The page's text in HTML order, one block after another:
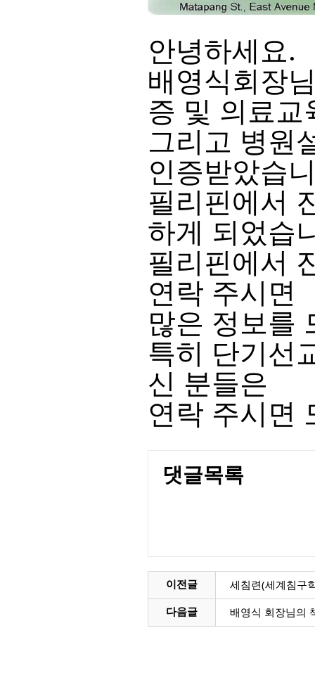
안녕하세요.
배영식회장
증 및 의료교
그리고 병원
인증받았습
필리핀에서
하게 되었습
필리핀에서
연락 주시면
많은 정보를
특히 단기선
신 분들은
연락 주시면
댓글목록
이전글 세침련(세계침구
다음글 배영식 회장님의